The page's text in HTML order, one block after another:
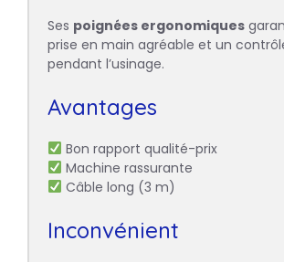
Ses poignées ergonomiques
prise en main agréable et un
pendant l’usinage.
Avantages
Bon rapport qualité-prix
Machine rassurante
Câble long (3 m)
Inconvénient